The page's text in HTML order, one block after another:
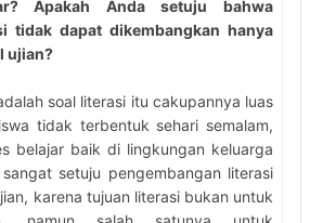
Apakah Anda setuju bahwa
tidak dapat dikembangkan hanya
ujian?
soal literasi itu cakupannya luas
tidak terbentuk sehari semalam,
belajar baik di lingkungan keluarga
setuju pengembangan literasi
karena tujuan literasi bukan untuk